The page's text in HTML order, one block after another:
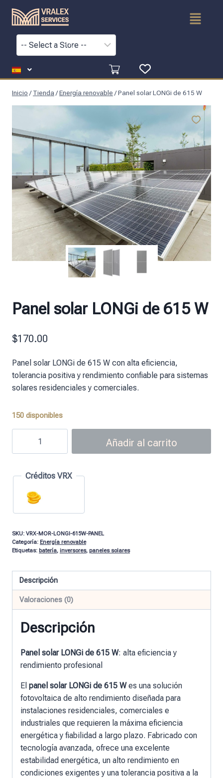
Inicio / Tienda/Energía renovable /Panel solar LONGi de 615 W
Panel solar LONGi de 615 W
$170.00
Panel solar LONGi de 615 W con alta eficiencia,
tolerancia positiva y rendimiento confiable para sistemas
solares residenciales y comerciales.
150 disponibles
Añadir al carrito
Créditos VRX
SKU: VRX-MOR-LONGI-615W-PANEL
Categoría: Energía renovable
Etiquetas: batería, inversores, paneles solares
Descripción
Valoraciones (0)
Descripción
Panel solar LONGi de 615 W: alta eficiencia y
rendimiento profesional
El panel solar LONGi de 615 Wes una solución
fotovoltaica de alto rendimiento diseñada para
instalaciones residenciales, comerciales e
industriales que requieren la máxima eficiencia
energética y fiabilidad a largo plazo. Fabricado con
tecnología avanzada, ofrece una excelente
estabilidad energética, un alto rendimiento en
condiciones exigentes y una tolerancia positiva a la